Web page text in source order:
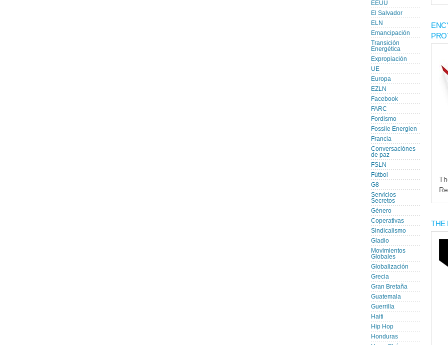
EEUU
El Salvador
ELN
Emancipación
Transición
Energética
Expropiación
UE
Europa
EZLN
Facebook
FARC
Fordismo
Fossile Energien
Francia
Conversaciónes
de paz
FSLN
Fútbol
G8
Servicios
Secretos
Género
Coperativas
Sindicalismo
Gladio
Movimientos
Globales
Globalización
Grecia
Gran Bretaña
Guatemala
Guerrilla
Haiti
Hip Hop
Honduras
THE